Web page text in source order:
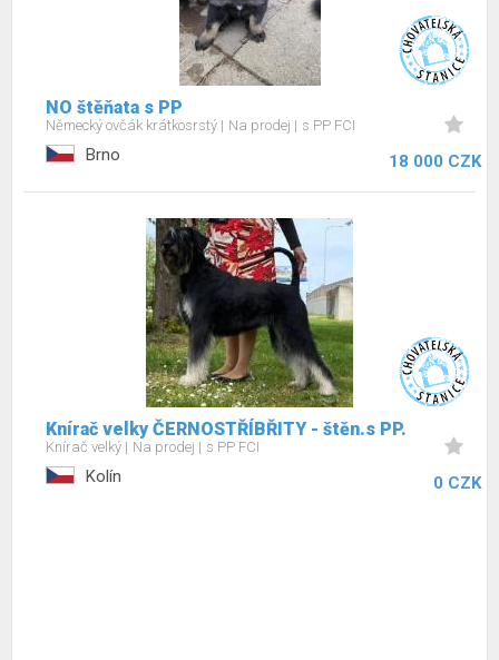
NO štěňata s PP
Německý ovčák krátkosrstý Na prodej s PP FCI
Brno 18 000 CZK
Knírač velky ČERNOSTŘÍBŘITY - štěn.s PP.
Knírač velký Na prodej s PP FCI
Kolín 0 CZK